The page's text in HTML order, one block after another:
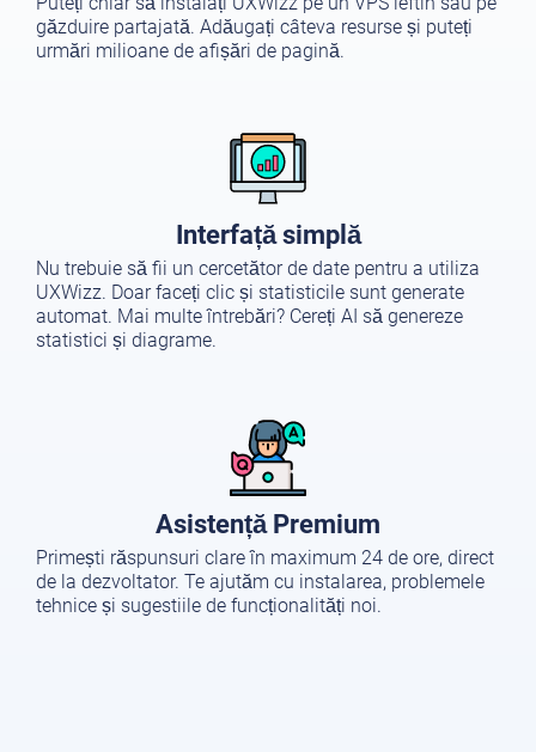
găzduire partajată. Adăugați câteva resurse și puteți
urmări milioane de afișări de pagină.
Interfață simplă
Nu trebuie să fii un cercetător de date pentru a utiliza
UXWizz. Doar faceți clic și statisticile sunt generate
automat. Mai multe întrebări? Cereți AI să genereze
statistici și diagrame.
Asistență Premium
Primești răspunsuri clare în maximum 24 de ore, direct
de la dezvoltator. Te ajutăm cu instalarea, problemele
tehnice și sugestiile de funcționalități noi.